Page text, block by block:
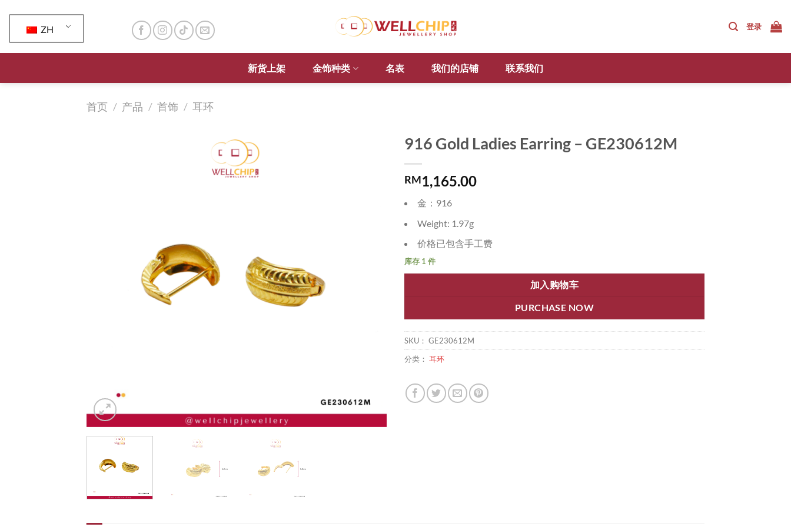
容
ZH 登录
新货上架 金饰种类 名表 我们的店铺 联系我们
首页 / 产品 / 首饰 / 耳环
916 Gold Ladies Earring – GE230612M
RM1,165.00
金：916
Weight: 1.97g
价格已包含手工费
库存 1 件
加入购物车
PURCHASE NOW
SKU： GE230612M
分类： 耳环